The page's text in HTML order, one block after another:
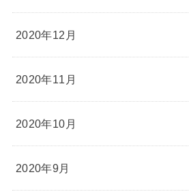
2020年12月
2020年11月
2020年10月
2020年9月